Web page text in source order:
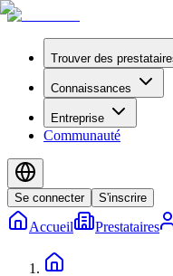
Trouver des
Connaissances
Entreprise
Communauté
Se connecter S'inscrire
Accueil Prestataires